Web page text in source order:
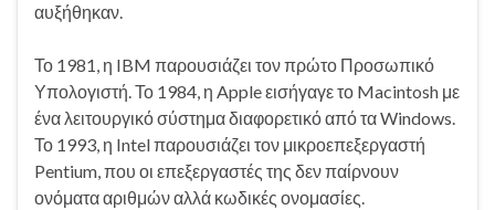
αυξήθηκαν.
Το 1981, η IBM παρουσιάζει τον πρώτο Προσωπικό
Υπολογιστή. Το 1984, η Apple εισήγαγε το Macintosh με
ένα λειτουργικό σύστημα διαφορετικό από τα Windows.
Το 1993, η Intel παρουσιάζει τον μικροεπεξεργαστή
Pentium, που οι επεξεργαστές της δεν παίρνουν
ονόματα αριθμών αλλά κωδικές ονομασίες.